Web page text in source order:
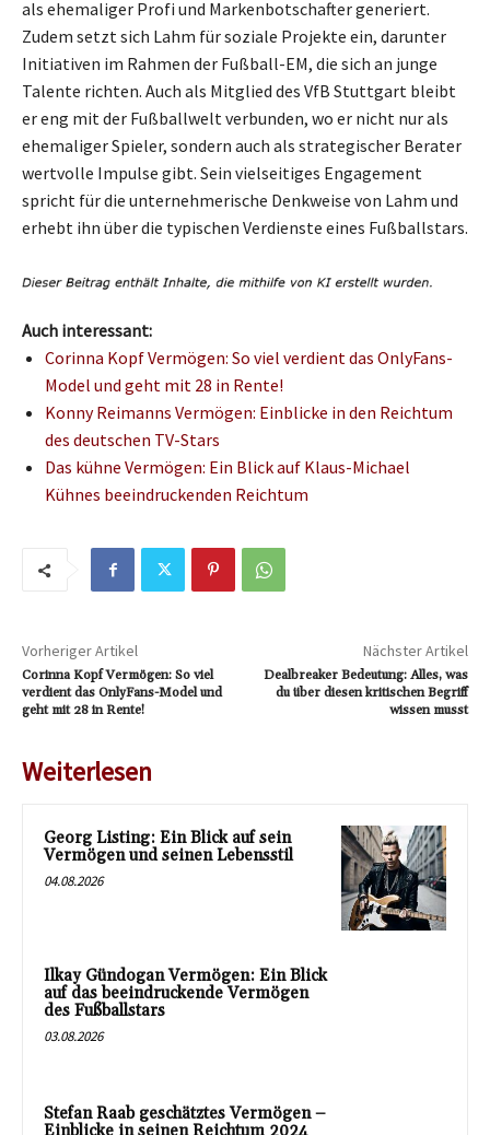
als ehemaliger Profi und Markenbotschafter generiert.
Zudem setzt sich Lahm für soziale Projekte ein, darunter
Initiativen im Rahmen der Fußball-EM, die sich an junge
Talente richten. Auch als Mitglied des VfB Stuttgart bleibt
er eng mit der Fußballwelt verbunden, wo er nicht nur als
ehemaliger Spieler, sondern auch als strategischer Berater
wertvolle Impulse gibt. Sein vielseitiges Engagement
spricht für die unternehmerische Denkweise von Lahm und
erhebt ihn über die typischen Verdienste eines Fußballstars.
Auch interessant:
Corinna Kopf Vermögen: So viel verdient das OnlyFans-
Model und geht mit 28 in Rente!
Konny Reimanns Vermögen: Einblicke in den Reichtum
des deutschen TV-Stars
Das kühne Vermögen: Ein Blick auf Klaus-Michael
Kühnes beeindruckenden Reichtum
Vorheriger Artikel
Corinna Kopf Vermögen: So viel
verdient das OnlyFans-Model und
geht mit 28 in Rente!
Nächster Artikel
Dealbreaker Bedeutung: Alles, was
du über diesen kritischen Begriff
wissen musst
Weiterlesen
Georg Listing: Ein Blick auf sein
Vermögen und seinen Lebensstil
04.08.2026
Ilkay Gündogan Vermögen: Ein Blick
auf das beeindruckende Vermögen
des Fußballstars
03.08.2026
Stefan Raab geschätztes Vermögen –
Einblicke in seinen Reichtum 2024